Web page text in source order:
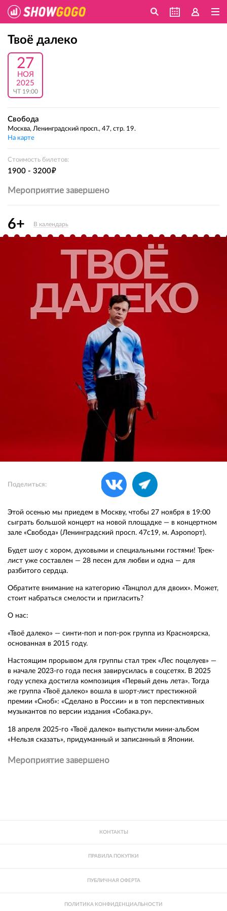
Твоё далеко
27
НОЯ
2025
ЧТ 19:00
Свобода
Москва, Ленинградский просп., 47, стр. 19.
На карте
Стоимость билетов:
1900 - 3200е
Мероприятие завершено
6+ В календарь
Поделиться:
Этой осенью мы приедем в Москву, чтобы 27 ноября в 19:00
сыграть большой концерт на новой площадке — в концертном
зале «Свобода» (Ленинградский просп. 47с19, м. Аэропорт).
Будет шоу с хором, духовыми и специальными гостями! Трек-
лист уже составлен — 28 песен для любви и одна — для
разбитого сердца.
Обратите внимание на категорию «Танцпол для двоих». Может,
стоит набраться смелости и пригласить?
О нас:
«Твоё далеко» — синти-поп и поп-рок группа из Красноярска,
основанная в 2015 году.
Настоящим прорывом для группы стал трек «Лес поцелуев» —
в начале 2023-го года песня завирусилась в соцсетях. В 2025
году успеха достигла композиция «Первый день лета». Тогда
же группа «Твоё далеко» вошла в шорт-лист престижной
премии «Сноб»: «Сделано в России» и в топ перспективных
музыкантов по версии издания «Собака.ру».
18 апреля 2025-го «Твоё далеко» выпустили мини-альбом
«Нельзя сказать», придуманный и записанный в Японии.
Мероприятие завершено
КОНТАКТЫ
ПРАВИЛА ПОКУПКИ
ПУБЛИЧНАЯ ОФЕРТА
ПОЛИТИКА КОНФИДЕНЦИАЛЬНОСТИ